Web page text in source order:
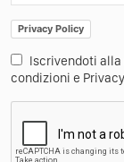
Privacy Policy
Iscrivendoti
condizioni e